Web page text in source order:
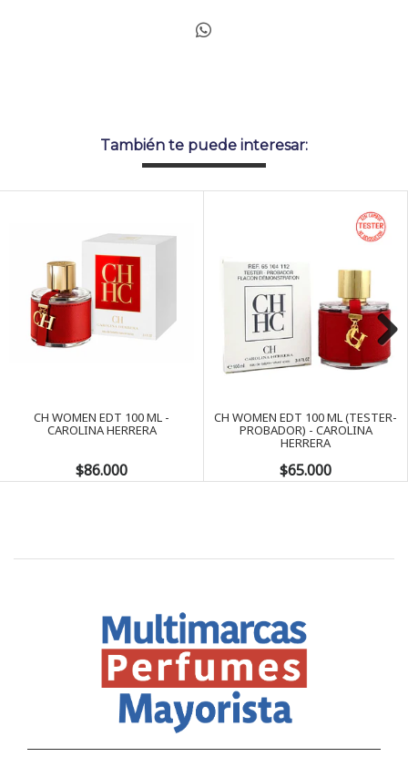
También te puede interesar:
CH WOMEN EDT 100 ML -
CAROLINA HERRERA
$86.000
CH WOMEN EDT 100 ML (TESTER-
PROBADOR) - CAROLINA
HERRERA
$65.000
Next